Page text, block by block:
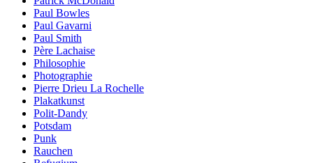
Paul Bowles
Paul Gavarni
Paul Smith
Père Lachaise
Philosophie
Photographie
Pierre Drieu La Rochelle
Plakatkunst
Polit-Dandy
Potsdam
Punk
Rauchen